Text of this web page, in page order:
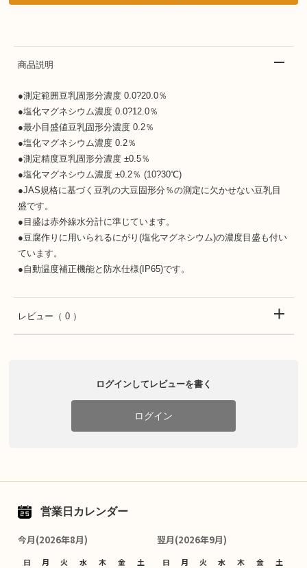
商品説明
●測定範囲豆乳固形分濃度 0.0?20.0％
●塩化マグネシウム濃度 0.0?12.0％
●最小目盛値豆乳固形分濃度 0.2％
●塩化マグネシウム濃度 0.2％
●測定精度豆乳固形分濃度 ±0.5％
●塩化マグネシウム濃度 ±0.2％ (10?30℃)
●JAS規格に基づく豆乳の大豆固形分％の測定に欠かせない豆乳目
盛です。
●目盛は赤外線水分計に準じています。
●豆腐作りに用いられるにがり(塩化マグネシウム)の濃度目盛も付い
ています。
●自動温度補正機能と防水仕様(IP65)です。
レビュー （ 0 ）
ログインしてレビューを書く
ログイン
営業日カレンダー
今月(2026年8月)
日 月 火 水 木 金 土
翌月(2026年9月)
日 月 火 水 木 金 土